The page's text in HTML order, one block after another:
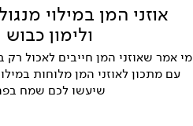
אוזני המן במילוי
ולימון כבוש
מי אמר שאוזני המן חייבים לאכול רק
עם מתכון לאוזני המן מלוחות
שיעשו לכם שמח